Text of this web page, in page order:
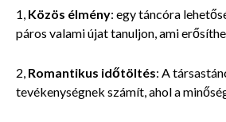
1, Közös élmény: egy táncóra
páros valami újat tanuljon, ami
2, Romantikus időtöltés: A
tevékenységnek számít, ahol a